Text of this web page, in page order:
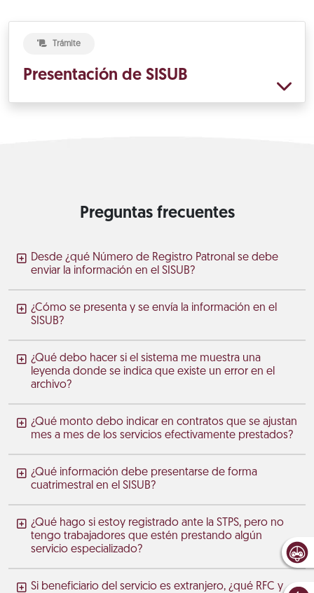
Trámite
Presentación de SISUB
Preguntas frecuentes
Desde ¿qué Número de Registro Patronal se debe
enviar la información en el SISUB?
¿Cómo se presenta y se envía la información en el
SISUB?
¿Qué debo hacer si el sistema me muestra una
leyenda donde se indica que existe un error en el
archivo?
¿Qué monto debo indicar en contratos que se ajustan
mes a mes de los servicios efectivamente prestados?
¿Qué información debe presentarse de forma
cuatrimestral en el SISUB?
¿Qué hago si estoy registrado ante la STPS, pero no
tengo trabajadores que estén prestando algún
servicio especializado?
Si beneficiario del servicio es extranjero, ¿qué RFC y